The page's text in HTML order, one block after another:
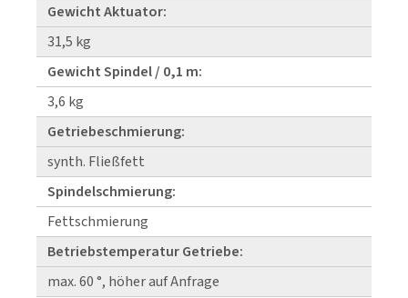
Gewicht Aktuator:
31,5 kg
Gewicht Spindel / 0,1 m:
3,6 kg
Getriebeschmierung:
synth. Fließfett
Spindelschmierung:
Fettschmierung
Betriebstemperatur Getriebe:
max. 60 °, höher auf Anfrage